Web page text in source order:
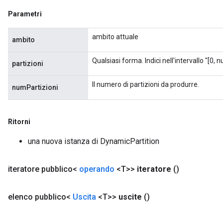
Parametri
ambito ambito attuale
partizioni Qualsiasi forma. Indici nell'intervallo "[0,
numPartizioni Il numero di partizioni da produrre.
Ritorni
una nuova istanza di DynamicPartition
iteratore pubblico< operando <T>> iteratore ()
elenco pubblico< Uscita <T>> uscite ()